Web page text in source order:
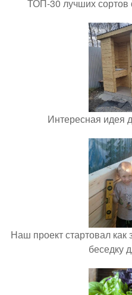
ТОП-30 лучших сортов
Интересная идея
Наш проект стартовал как
беседку